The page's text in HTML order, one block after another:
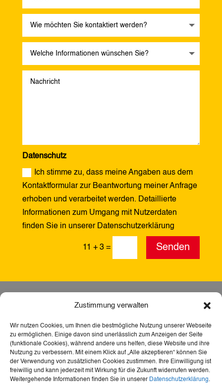
Zustimmung verwalten
Wir nutzen Cookies, um Ihnen die bestmögliche Nutzung unserer Webseite
zu ermöglichen. Einige davon sind unerlässlich zum Anzeigen der Seite
(funktionale Cookies), während andere uns helfen, diese Website und ihre
Nutzung zu verbessern. Mit einem Klick auf „Alle akzeptieren“ können Sie
der Verwendung von zusätzlichen Cookies zustimmen. Ihre Einwilligung ist
freiwillig und kann jederzeit mit Wirkung für die Zukunft widerrufen werden.
Weitergehende Informationen finden Sie in unserer Datenschutzerklärung.
Datenschutz
Ich stimme zu, dass meine Angaben aus dem
Kontaktformular zur Beantwortung meiner Anfrage
erhoben und verarbeitet werden. Detaillierte
Informationen zum Umgang mit Nutzerdaten
finden Sie in unserer Datenschutzerklärung
11 + 3 = Senden